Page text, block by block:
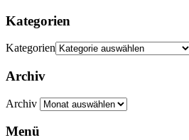
Kategorien
Kategorien
Archiv
Archiv
Menü